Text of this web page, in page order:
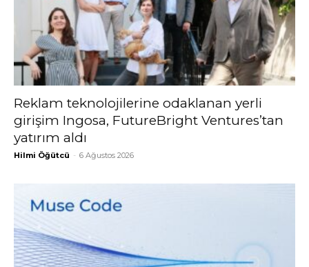
Reklam teknolojilerine odaklanan yerli
girişim Ingosa, FutureBright Ventures’tan
yatırım aldı
Hilmi Öğütcü - 6 Ağustos 2026